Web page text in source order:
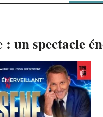
: un spectacle